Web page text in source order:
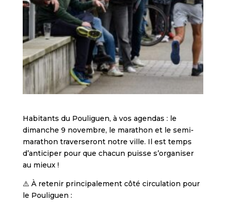
Habitants du Pouliguen, à vos agendas : le
dimanche 9 novembre, le marathon et le semi-
marathon traverseront notre ville. Il est temps
d’anticiper pour que chacun puisse s’organiser
au mieux !
⚠️ À retenir principalement côté circulation pour
le Pouliguen :